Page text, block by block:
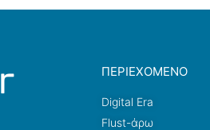
ΠΕΡΙΕΧΟΜΕΝΟ
Digital Era
Flust-άρω